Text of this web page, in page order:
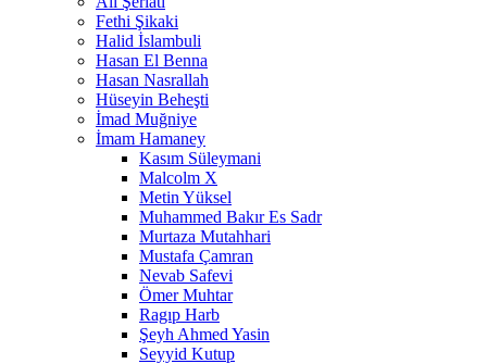
Fethi Şikaki
Halid İslambuli
Hasan El Benna
Hasan Nasrallah
Hüseyin Beheşti
İmad Muğniye
İmam Hamaney
Kasım Süleymani
Malcolm X
Metin Yüksel
Muhammed Bakır Es Sadr
Murtaza Mutahhari
Mustafa Çamran
Nevab Safevi
Ömer Muhtar
Ragıp Harb
Şeyh Ahmed Yasin
Seyyid Kutup